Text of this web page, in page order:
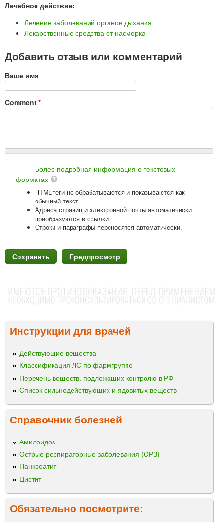
Лечебное действие:
Лечение заболеваний органов дыхания
Лекарственные средства от насморка
Добавить отзыв или комментарий
Ваше имя
Comment *
Более подробная информация о текстовых
форматах
HTML-теги не обрабатываются и показываются как
обычный текст
Адреса страниц и электронной почты автоматически
преобразуются в ссылки.
Строки и параграфы переносятся автоматически.
Инструкции для врачей
Действующие вещества
Классификация ЛС по фармгруппе
Перечень веществ, подлежащих контролю в РФ
Список сильнодействующих и ядовитых веществ
Справочник болезней
Амилоидоз
Острые респираторные заболевания (ОРЗ)
Панкреатит
Цистит
Обязательно посмотрите: